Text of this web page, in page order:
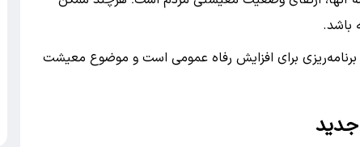
باشد.
برای افزایش رفاه عمومی است و موضوع معیشت
جدید